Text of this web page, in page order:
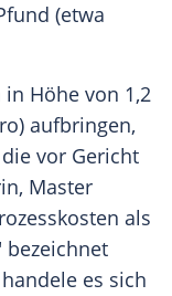
(etwa
Höhe von 1,2
aufbringen,
vor Gericht
Master
als
bezeichnet
es sich